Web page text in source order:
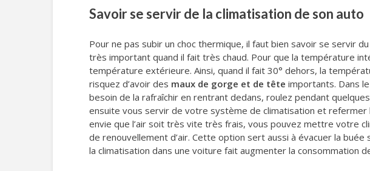
Savoir se servir de la climatisation de son auto
Pour ne pas subir un choc thermique, il faut bien savoir se servir
très important quand il fait très chaud. Pour que la température
température extérieure. Ainsi, quand il fait 30° dehors, la
risquez d’avoir des maux de gorge et de tête importants. Dans
besoin de la rafraîchir en rentrant dedans, roulez pendant
ensuite vous servir de votre système de climatisation et refermer
envie que l’air soit très vite très frais, vous pouvez mettre votre
de renouvellement d’air. Cette option sert aussi à évacuer la
la climatisation dans une voiture fait augmenter la consommation